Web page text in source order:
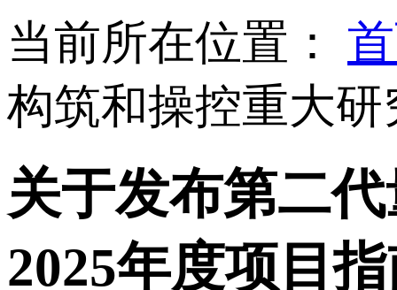
当前所在位置：
构筑和操控重大
关于发布第二
2025年度项目